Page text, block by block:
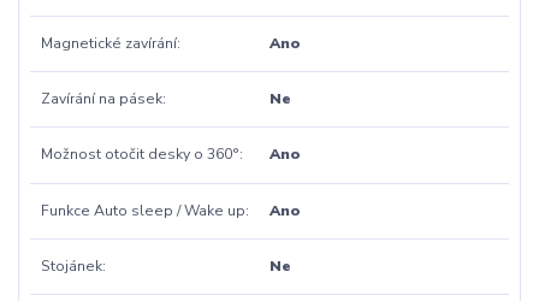
Magnetické zavírání Ano
Zavírání na pásek Ne
Možnost otočit desky o 360° Ano
Funkce Auto sleep / Wake up Ano
Stojánek Ne